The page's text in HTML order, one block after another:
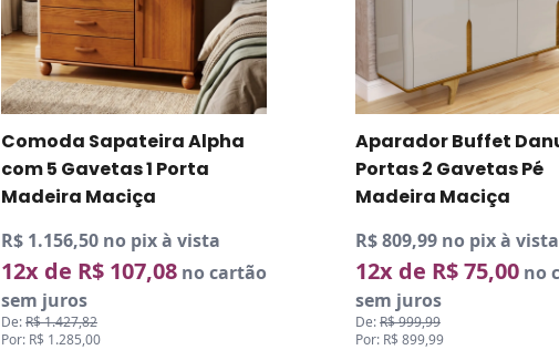
Aparador Buffet Danubio 4
Portas 2 Gavetas Pé
Madeira Maciça
R$ 809,99 no pix à vista
12x de R$ 75,00no cartão
sem juros
De:R$ 999,99
Por: R$ 899,99
Aparador Buffet
portas 2 Gavetas Pés
Madeira Maciça
R$ 690,29 no pix à vista
12x de R$ 63,92 no
sem juros
De:R$ 852,17
Por: R$ 766,99